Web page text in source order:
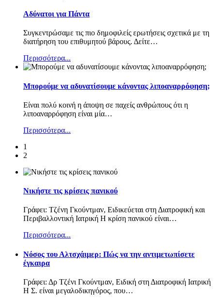
Αδύνατοι για Πάντα
Συγκεντρώσαμε τις πιο δημοφιλείς ερωτήσεις σχετικά με τη
διατήρηση του επιθυμητού βάρους. Δείτε…
Περισσότερα...
Μπορούμε να αδυνατίσουμε κάνοντας λιποαναρρόφηση;
Είναι πολύ κοινή η άποψη σε παχείς ανθρώπους ότι η
λιποαναρρόφηση είναι μία…
Περισσότερα...
1
2
Νικήστε τις κρίσεις πανικού
Γράφει: Τζένη Γκούντμαν, Ειδικεύεται στη Διατροφική και
Περιβαλλοντική Ιατρική Η κρίση πανικού είναι…
Περισσότερα...
Nόσος του Αλτσχάιμερ: Πώς να την αντιμετωπίσετε
έγκαιρα
Γράφει: Δρ Τζένι Γκούντμαν, Ειδική στη Διατροφική Ιατρική
Η Σ. είναι μεγαλοδικηγόρος, που…